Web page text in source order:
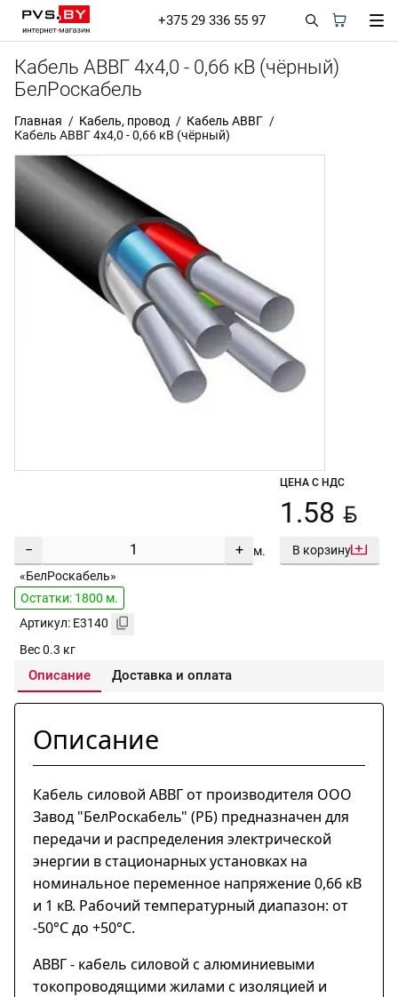
+375 29 336 55 97
Кабель АВВГ 4х4,0 - 0,66 кВ (чёрный)
БелРоскабель
Главная Кабель, провод
Кабель АВВГ
Кабель АВВГ 4х4,0 - 0,66 кВ (чёрный)
− + м.
ЦЕНА С НДС
1.58 BYN
В корзину
«БелРоскабель»
Остатки: 1800 м.
Артикул: E3140
Вес 0.3 кг
Описание Доставка и оплата
Описание
Кабель силовой АВВГ от производителя ООО
Завод "БелРоскабель" (РБ) предназначен для
передачи и распределения электрической
энергии в стационарных установках на
номинальное переменное напряжение 0,66 кВ
и 1 кВ. Рабочий температурный диапазон: от
-50°С до +50°С.
АВВГ - кабель силовой с алюминиевыми
токопроводящими жилами с изоляцией и